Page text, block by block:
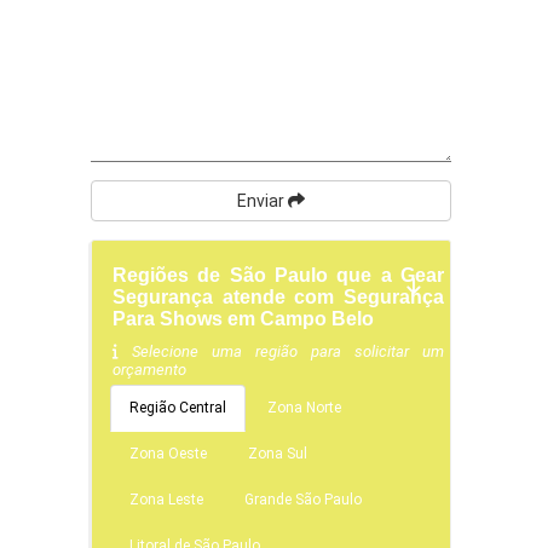
Enviar
Regiões de São Paulo que a Gear
Segurança atende com Segurança
Para Shows em Campo Belo
Selecione uma região para solicitar um
orçamento
Região Central Zona Norte
Zona Oeste Zona Sul
Zona Leste Grande São Paulo